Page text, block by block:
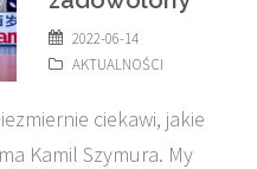
2022-06-14
AKTUALNOŚCI
ciekawi, jakie
Kamil Szymura. My